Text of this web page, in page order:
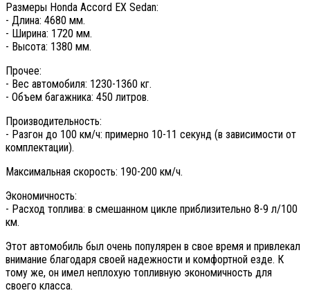
Размеры Honda Accord EX Sedan:
- Длина: 4680 мм.
- Ширина: 1720 мм.
- Высота: 1380 мм.
Прочее:
- Вес автомобиля: 1230-1360 кг.
- Объем багажника: 450 литров.
Производительность:
- Разгон до 100 км/ч: примерно 10-11 секунд (в зависимости от
комплектации).
Максимальная скорость: 190-200 км/ч.
Экономичность:
- Расход топлива: в смешанном цикле приблизительно 8-9 л/100
км.
Этот автомобиль был очень популярен в свое время и привлекал
внимание благодаря своей надежности и комфортной езде. К
тому же, он имел неплохую топливную экономичность для
своего класса.